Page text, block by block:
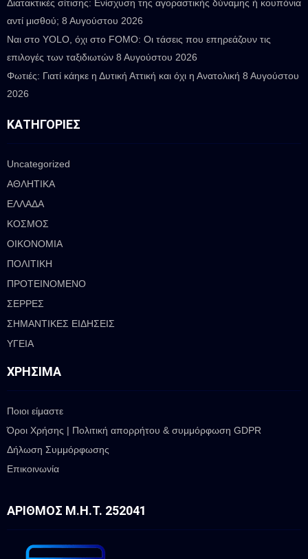
Διατακτικές σίτισης: Ενίσχυση της αγοραστικής δύναμης ή κουπόνια
αντί μισθού; 8 Αυγούστου 2026
Ναι στο YOLO, όχι στο FOMO: Οι τάσεις που επηρεάζουν τις
επιλογές των ταξιδιωτών 8 Αυγούστου 2026
Φωτιές: Γιατί κάηκε η Δυτική Αττική και όχι η Ανατολική 8 Αυγούστου
2026
ΚΑΤΗΓΟΡΊΕΣ
Uncategorized
ΑΘΛΗΤΙΚΑ
ΕΛΛΑΔΑ
ΚΟΣΜΟΣ
ΟΙΚΟΝΟΜΙΑ
ΠΟΛΙΤΙΚΗ
ΠΡΟΤΕΙΝΟΜΕΝΟ
ΣΕΡΡΕΣ
ΣΗΜΑΝΤΙΚΕΣ ΕΙΔΗΣΕΙΣ
ΥΓΕΙΑ
ΧΡΉΣΙΜΑ
Ποιοι είμαστε
Όροι Χρήσης | Πολιτική απορρήτου & συμμόρφωση GDPR
Δήλωση Συμμόρφωσης
Επικοινωνία
ΑΡΙΘΜΌΣ Μ.Η.Τ. 252041